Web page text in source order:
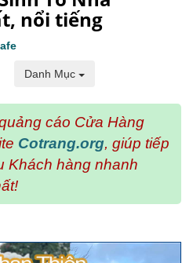
nổi tiếng
Danh Mục
cáo Cửa Hàng
Cotrang.org, giúp tiếp
Khách hàng nhanh